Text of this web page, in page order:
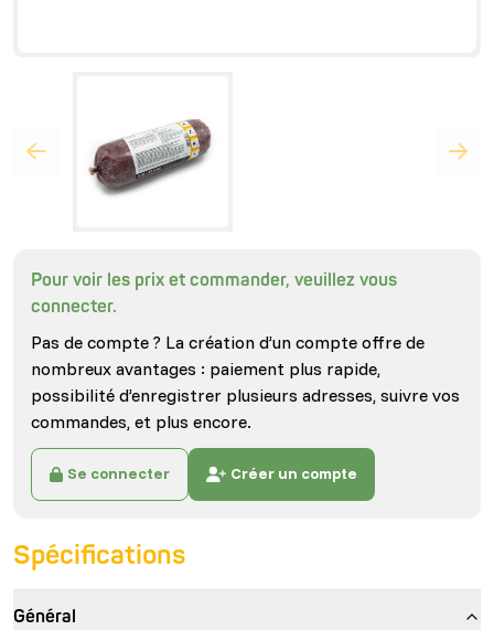
Pour voir les prix et commander, veuillez vous
connecter.
Pas de compte ? La création d’un compte offre de
nombreux avantages : paiement plus rapide,
possibilité d’enregistrer plusieurs adresses, suivre vos
commandes, et plus encore.
Se connecter Créer un compte
Spécifications
Général